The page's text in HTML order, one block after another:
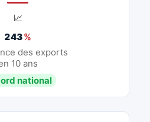
📈
243%
des exports
10 ans
national